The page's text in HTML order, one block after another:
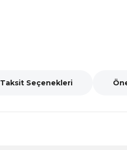
Taksit Seçenekleri